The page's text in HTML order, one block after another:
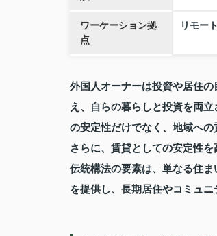
ワーケーション拠
点
リモー
外国人オーナーは投資や居住
え、自らの暮らしと投資を両
の安定性だけでなく、地域への
さらに、賃貸としての安定性
伝統構法の要素は、単なる住
を提供し、長期居住やコミュニ